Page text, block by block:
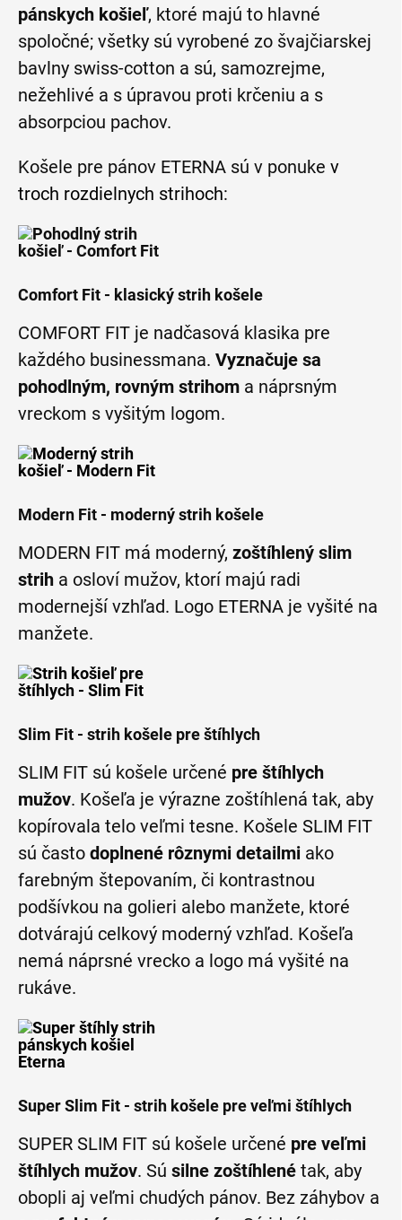
pánskych košieľ, ktoré majú to hlavné
spoločné; všetky sú vyrobené zo švajčiarskej
bavlny swiss-cotton a sú, samozrejme,
nežehlivé a s úpravou proti krčeniu a s
absorpciou pachov.
Košele pre pánov ETERNA sú v ponuke v
troch rozdielnych strihoch:
Comfort Fit - klasický strih košele
COMFORT FIT je nadčasová klasika pre
každého businessmana. Vyznačuje sa
pohodlným, rovným strihom a náprsným
vreckom s vyšitým logom.
Modern Fit - moderný strih košele
MODERN FIT má moderný, zoštíhlený slim
strih a osloví mužov, ktorí majú radi
modernejší vzhľad. Logo ETERNA je vyšité na
manžete.
Slim Fit - strih košele pre štíhlych
SLIM FIT sú košele určené pre štíhlych
mužov. Košeľa je výrazne zoštíhlená tak, aby
kopírovala telo veľmi tesne. Košele SLIM FIT
sú často doplnené rôznymi detailmi ako
farebným štepovaním, či kontrastnou
podšívkou na golieri alebo manžete, ktoré
dotvárajú celkový moderný vzhľad. Košeľa
nemá náprsné vrecko a logo má vyšité na
rukáve.
Super Slim Fit - strih košele pre veľmi štíhlych
SUPER SLIM FIT sú košele určené pre veľmi
štíhlych mužov. Sú silne zoštíhlené tak, aby
obopli aj veľmi chudých pánov. Bez záhybov a